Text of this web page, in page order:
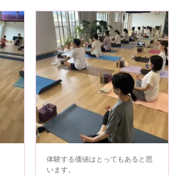
体験する価値はとってもあると思
います。